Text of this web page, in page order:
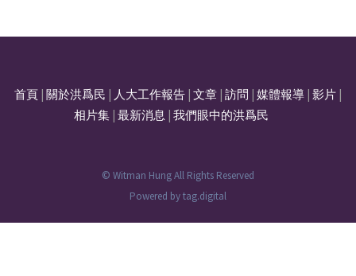
首頁 關於洪爲民 人大工作報告 文章 訪問 媒體報導 影片
相片集| 最新消息 我們眼中的洪爲民
© Witman Hung All Rights Reserved
Powered bytag.digital